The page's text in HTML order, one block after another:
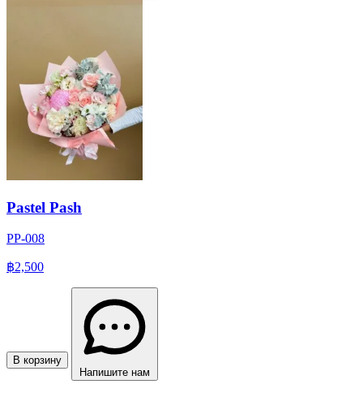
Pastel Pash
PP-008
฿2,500
В корзину
Напишите нам